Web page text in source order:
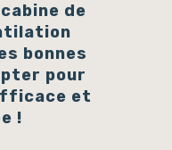
de
bonnes
pour
et
!